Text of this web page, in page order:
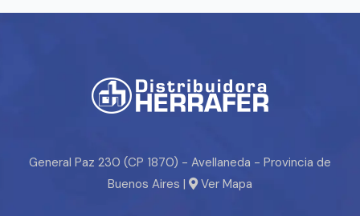
General Paz 230 (CP 1870) - Avellaneda - Provincia de
Buenos Aires |
Ver Mapa